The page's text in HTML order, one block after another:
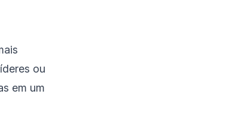
ou
em um